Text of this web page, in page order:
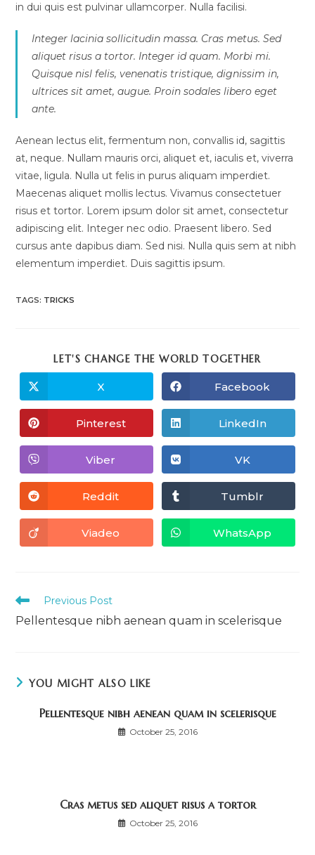
in dui quis est pulvinar ullamcorper. Nulla facilisi.
Integer lacinia sollicitudin massa. Cras metus. Sed
aliquet risus a tortor. Integer id quam. Morbi mi.
Quisque nisl felis, venenatis tristique, dignissim in,
ultrices sit amet, augue. Proin sodales libero eget
ante.
Aenean lectus elit, fermentum non, convallis id, sagittis
at, neque. Nullam mauris orci, aliquet et, iaculis et, viverra
vitae, ligula. Nulla ut felis in purus aliquam imperdiet.
Maecenas aliquet mollis lectus. Vivamus consectetuer
risus et tortor. Lorem ipsum dolor sit amet, consectetur
adipiscing elit. Integer nec odio. Praesent libero. Sed
cursus ante dapibus diam. Sed nisi. Nulla quis sem at nibh
elementum imperdiet. Duis sagittis ipsum.
TAGS: TRICKS
LET'S CHANGE THE WORLD TOGETHER
CONTENT
Opens
in
a
new
window
X Opens
in
a
new
window
Facebook
Opens
in
a
new
window
Pinterest Opens
in
a
new
window
LinkedIn
Opens
in
a
new
window
Viber Opens
in
a
new
window
VK
Opens
in
a
new
window
Reddit Opens
in
a
new
window
Tumblr
Opens
in
Viadeo Opens
in
WhatsApp
Read
more
articles
Previous Post
Pellentesque nibh aenean quam in scelerisque
YOU MIGHT ALSO LIKE
Pellentesque nibh aenean quam in scelerisque
October 25, 2016
Cras metus sed aliquet risus a tortor
October 25, 2016